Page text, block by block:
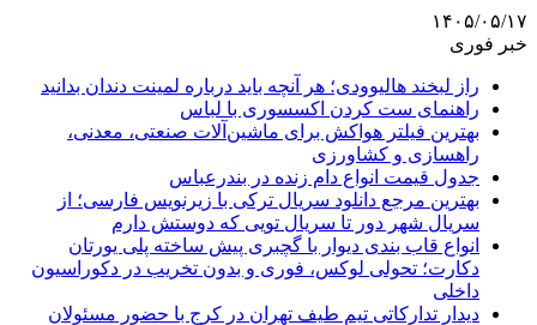
۱۴۰۵/۰۵/۱۷
خبر فوری
راز لبخند هالیوودی؛ هر آنچه باید درباره لمینت دندان بدانید
راهنمای ست کردن اکسسوری با لباس
بهترین فیلتر هواکش برای ماشین‌آلات صنعتی، معدنی،
راهسازی و کشاورزی
جدول قیمت انواع دام زنده در بندرعباس
بهترین مرجع دانلود سریال ترکی با زیرنویس فارسی؛ از
سریال شهر دور تا سریال تویی که دوستش دارم
انواع قاب بندی دیوار با گچبری پیش ساخته پلی یورتان
دکارت؛ تحولی لوکس، فوری و بدون تخریب در دکوراسیون
داخلی
دیدار تدارکاتی تیم طیف تهران در کرج با حضور مسئولان